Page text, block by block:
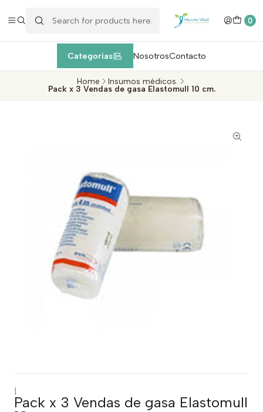
0
Categorías NosotrosContacto
Enviamos EXPRESS máximo 1 día de entrega después de la
compradentro de la Región Metropolitana, Valparaíso y Viña del Mar
Home
Insumos médicos.
Pack x 3 Vendas de gasa Elastomull 10 cm.
Pack x 3 Vendas de gasa Elastomull